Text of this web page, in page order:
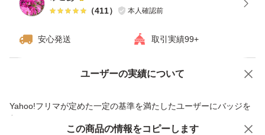
☆水分を多く含んでおります。切り口から水分出ますの
（411） 本人確認前
安心発送 取引実績99+
ユーザーの実績について
Yahoo!フリマが定めた一定の基準を満たしたユーザーにバッジを
付与しています
価格の相談 商品への質問
この商品の情報をコピーします
この商品をみている人にオススメ